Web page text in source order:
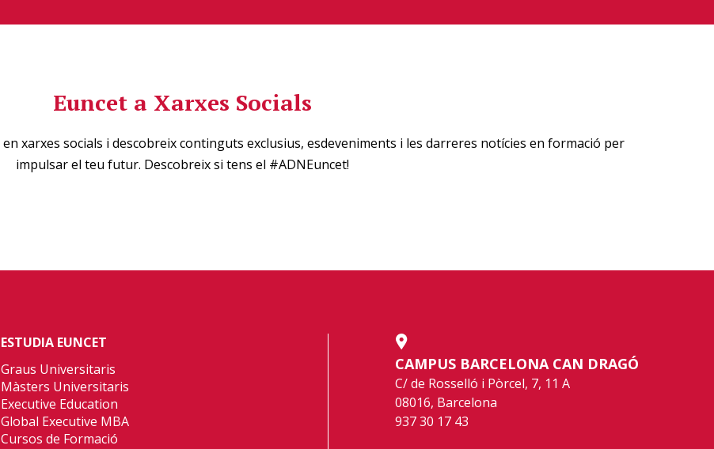
Euncet a Xarxes Socials
xarxes socials i descobreix continguts exclusius, esdeveniments i les darreres notícies en formació per
impulsar el teu futur. Descobreix si tens el #ADNEuncet!
ESTUDIA EUNCET
Graus Universitaris
Màsters Universitaris
Executive Education
Global Executive MBA
Cursos de Formació
CAMPUS BARCELONA CAN DRAGÓ
C/ de Rosselló i Pòrcel, 7, 11 A
08016, Barcelona
937 30 17 43